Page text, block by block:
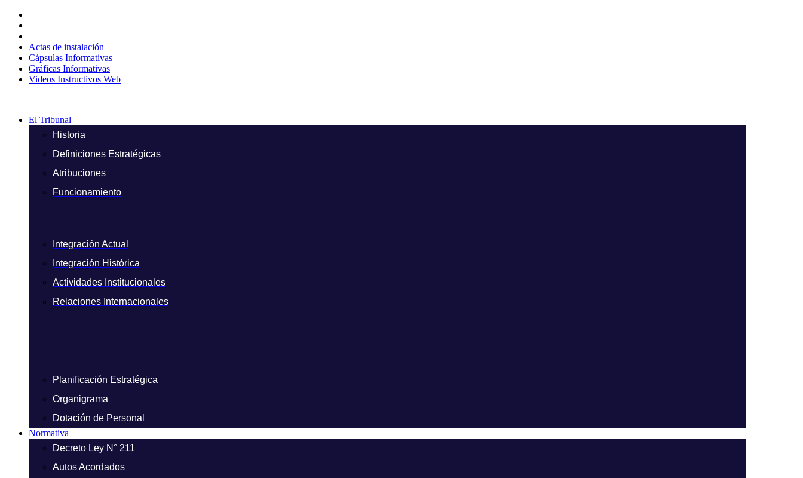
contenido
Actas de instalación
Cápsulas Informativas
Gráficas Informativas
Videos Instructivos Web
El Tribunal
Historia
Definiciones Estratégicas
Atribuciones
Funcionamiento
Integración Actual
Integración Histórica
Actividades Institucionales
Relaciones Internacionales
Planificación Estratégica
Organigrama
Dotación de Personal
Normativa
Decreto Ley N° 211
Autos Acordados